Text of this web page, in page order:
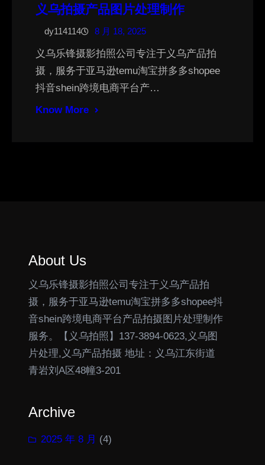
义乌拍摄产品图片处理制作
dy114114 8 月 18, 2025
义乌乐锋摄影拍照公司专注于义乌产品拍
摄，服务于亚马逊temu淘宝拼多多shopee
抖音shein跨境电商平台产…
Know More
About Us
义乌乐锋摄影拍照公司专注于义乌产品拍
摄，服务于亚马逊temu淘宝拼多多shopee抖
音shein跨境电商平台产品拍摄图片处理制作
服务。【义乌拍照】137-3894-0623,义乌图
片处理,义乌产品拍摄 地址：义乌江东街道
青岩刘A区48幢3-201
Archive
2025 年 8 月 (4)